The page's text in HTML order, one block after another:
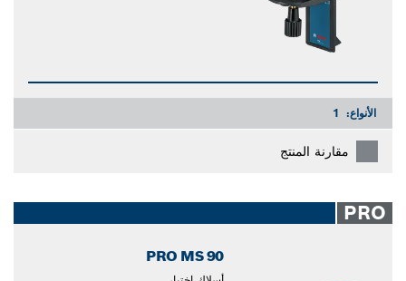
الأنواع: 1
مقارنة المنتج
PRO
PRO MS 90